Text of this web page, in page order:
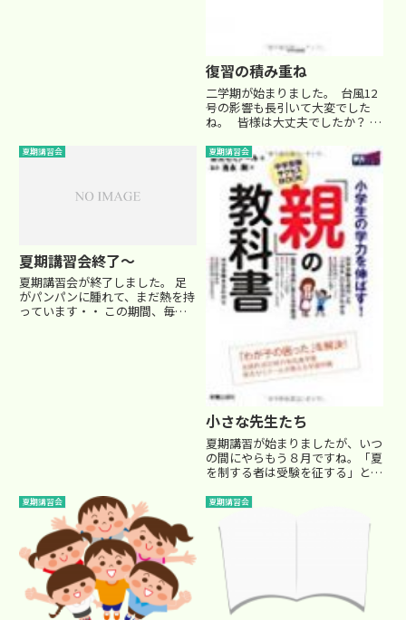
復習の積み重ね
二学期が始まりました。 台風12
号の影響も長引いて大変でした
ね。 皆様は大丈夫でしたか？
になるところですが、夏期講習会
中に担当していた生徒(Ｃ君)をみ
ていて、改めて感じることがあり
ました。 ６年生に...
夏期講習会
夏期講習会終了～
夏期講習会が終了しました。 足
がパンパンに腫れて、まだ熱を持
っています・・ この期間、毎晩
夏期講習会
小さな先生たち
夏期講習が始まりましたが、いつ
の間にやらもう８月ですね。「夏
を制する者は受験を征する」とい
は気合いを入れて勉強に取り組ま
りやら、臨海学校やらで、なかな
か完全に受験勉強に集中、って
わ...
夏期講習会 夏期講習会